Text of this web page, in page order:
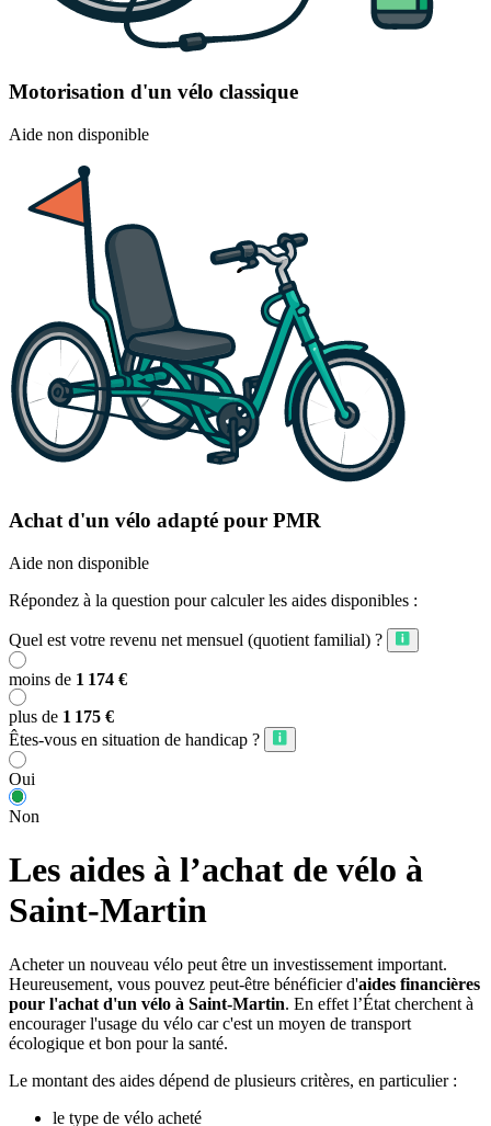
Motorisation d'un vélo classique
Aide non disponible
Achat d'un vélo adapté pour PMR
Aide non disponible
Répondez à la question pour calculer les aides disponibles :
Quel est votre revenu net mensuel (quotient familial) ?
moins de 1 174 €
plus de 1 175 €
Êtes-vous en situation de handicap ?
Oui
Non
Les aides à l’achat de vélo à
Saint-Martin
Acheter un nouveau vélo peut être un investissement important.
Heureusement, vous pouvez peut-être bénéficier d'aides financières
pour l'achat d'un vélo à Saint-Martin. En effet l’État cherchent à
encourager l'usage du vélo car c'est un moyen de transport
écologique et bon pour la santé.
Le montant des aides dépend de plusieurs critères, en particulier :
le type de vélo acheté